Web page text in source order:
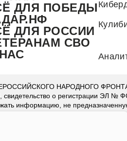
ДЛЯ ПОБЕДЫ
ДЛЯ РОССИИ
СВО
НАРОДНОГО ФРОНТА,
о регистрации ЭЛ
информацию, не